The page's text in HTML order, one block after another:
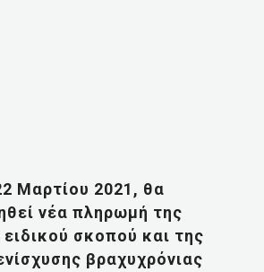
Μαρτίου 2021, θα
νέα πληρωμή της
σκοπού και της
βραχυχρόνιας